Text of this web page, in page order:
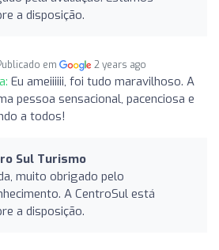
a disposição.
em 2 years ago
Eu ameiiiiii, foi tudo maravilhoso. A
pessoa sensacional, pacenciosa e
a todos!
Sul Turismo
muito obrigado pelo
A CentroSul está
a disposição.